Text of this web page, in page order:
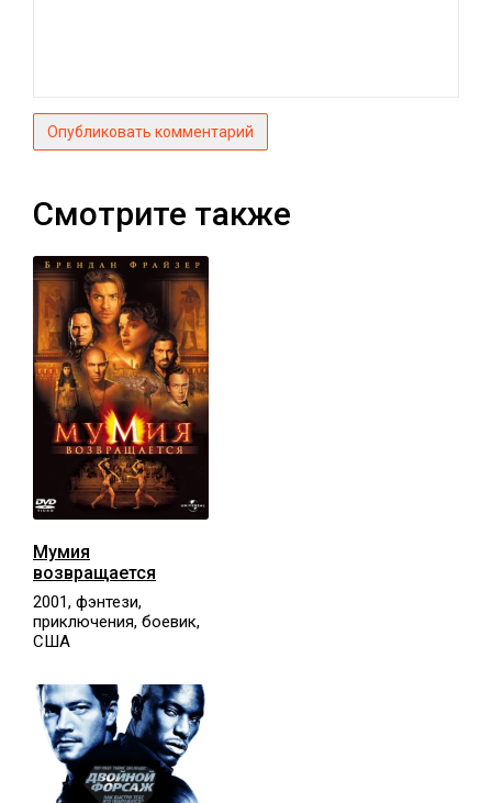
Опубликовать комментарий
Смотрите также
Мумия
возвращается
2001, фэнтези,
приключения, боевик,
США